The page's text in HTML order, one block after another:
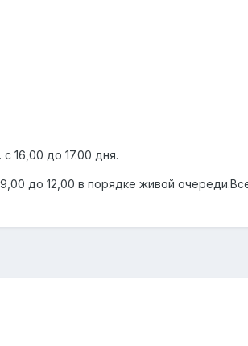
16,00 до 17.00 дня.
до 12,00 в порядке живой